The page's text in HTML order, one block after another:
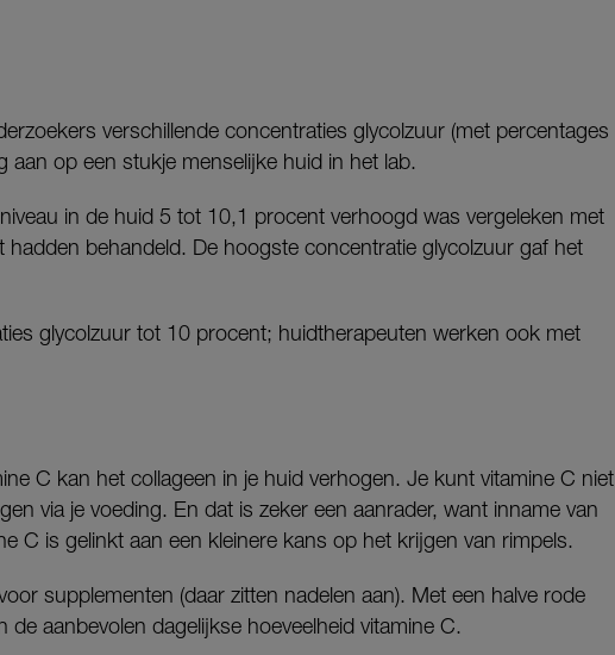
verschillende concentraties glycolzuur (met percentages
aan op een stukje menselijke huid in het lab.
in de huid 5 tot 10,1 procent verhoogd was vergeleken met
behandeld. De hoogste concentratie glycolzuur gaf het
glycolzuur tot 10 procent; huidtherapeuten werken ook met
C kan het collageen in je huid verhogen. Je kunt vitamine C niet
via je voeding. En dat is zeker een aanrader, want inname van
C is gelinkt aan een kleinere kans op het krijgen van rimpels.
supplementen (daar zitten nadelen aan). Met een halve rode
aanbevolen dagelijkse hoeveelheid vitamine C.